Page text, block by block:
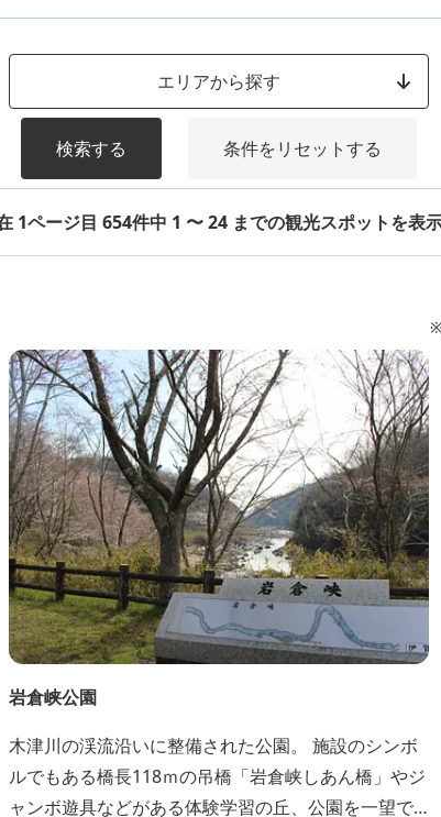
エリアから探す
検索する 条件をリセットする
1ページ目 654件中 1 〜 24 までの観光スポットを表
岩倉峡公園
木津川の渓流沿いに整備された公園。 施設のシンボ
ルでもある橋長118ｍの吊橋「岩倉峡しあん橋」やジ
ャンボ遊具などがある体験学習の丘、公園を一望で